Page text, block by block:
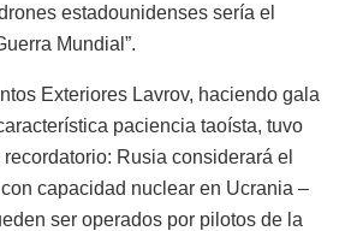
estadounidenses sería el
Mundial”.
Exteriores Lavrov, haciendo gala
paciencia taoísta, tuvo
Rusia considerará el
capacidad nuclear en Ucrania –
ser operados por pilotos de la